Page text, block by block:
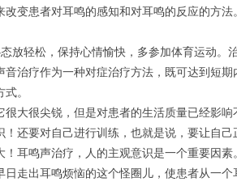
变患者对耳鸣的感知和对耳鸣的反应的方
放轻松，保持心情愉快，多参加体育运动
治疗作为一种对症治疗方法，既可达到短
。
很大很尖锐，但是对患者的生活质量已经影
还要对自己进行训练，也就是说，要让自
耳鸣声治疗，人的主观意识是一个重要因
走出耳鸣烦恼的这个怪圈儿，使患者从一个